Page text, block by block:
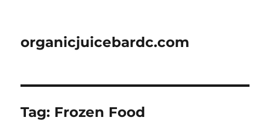
organicjuicebardc.com
Tag: Frozen Food